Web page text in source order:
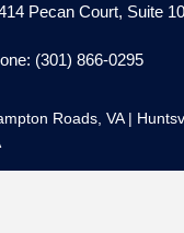
Pecan Court, Suite
(301) 866-0295
Roads, VA